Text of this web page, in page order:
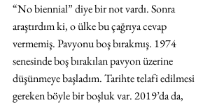
“No biennial” diye bir not vardı. Sonra
araştırdım ki, o ülke bu çağrıya cevap
vermemiş. Pavyonu boş bırakmış. 1974
senesinde boş bırakılan pavyon üzerine
düşünmeye başladım. Tarihte telafi edilmesi
gereken böyle bir boşluk var. 2019’da da,